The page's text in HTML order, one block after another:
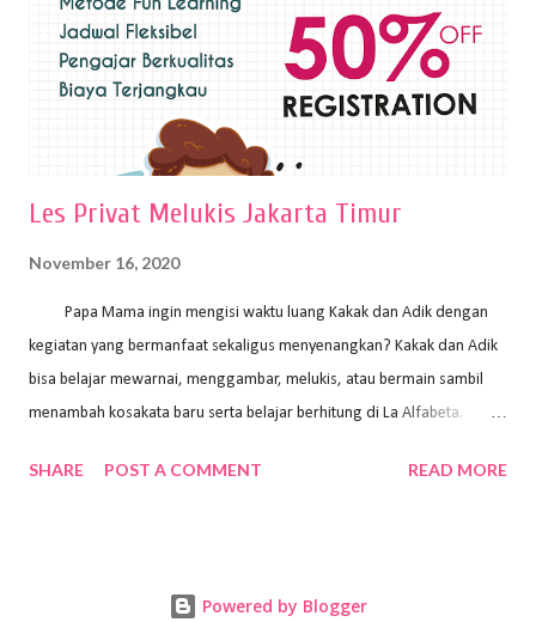
bernilai tinggi. Ciri teknik plakat Ciri-ciri teknik plakat, yaitu: Sapuan
warna yang kental dan tebal. Hasil lukisan menutupi seluruh bagian
medianya Mem...
Les Privat Melukis Jakarta Timur
November 16, 2020
Papa Mama ingin mengisi waktu luang Kakak dan Adik dengan
kegiatan yang bermanfaat sekaligus menyenangkan? Kakak dan Adik
bisa belajar mewarnai, menggambar, melukis, atau bermain sambil
menambah kosakata baru serta belajar berhitung di La Alfabeta.
kok untuk mengajar dengan metode yang fun, La Alfabeta
Alfabeta. ⁣⁣⁣⁣Ada pilihan online class maupun offline class lho! Cek
SHARE POST A COMMENT READ MORE
Powered by Blogger